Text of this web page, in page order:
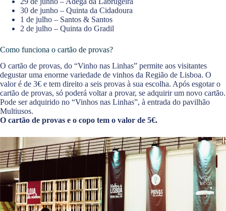
30 de junho – Quinta da Cidadoura
1 de julho – Santos & Santos
2 de julho – Quinta do Gradil
Como funciona o cartão de provas?
O cartão de provas, do “Vinho nas Linhas” permite aos visitantes
degustar uma enorme variedade de vinhos da Região de Lisboa. O
valor é de 3€ e tem direito a seis provas à sua escolha. Após esgotar o
cartão de provas, só poderá voltar a provar, se adquirir um novo cartão.
Pode ser adquirido no “Vinhos nas Linhas”, à entrada do pavilhão
Multiusos.
O cartão de provas e o copo tem o valor de 5€.